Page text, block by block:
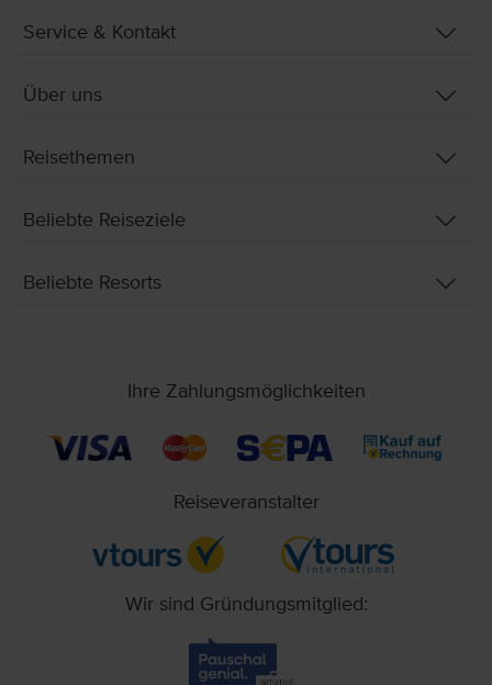
Service & Kontakt
Über uns
Reisethemen
Beliebte Reiseziele
Beliebte Resorts
Ihre Zahlungsmöglichkeiten
Reiseveranstalter
Wir sind Gründungsmitglied: